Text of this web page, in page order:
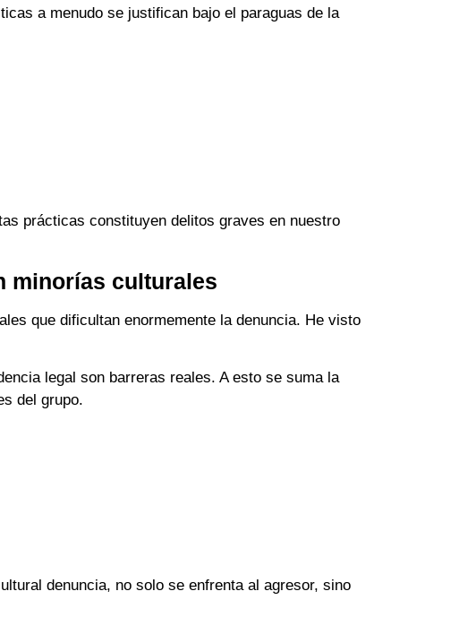
a menudo se justifican bajo el paraguas de la
prácticas constituyen delitos graves en nuestro
minorías culturales
que dificultan enormemente la denuncia. He visto
legal son barreras reales. A esto se suma la
del grupo.
denuncia, no solo se enfrenta al agresor, sino